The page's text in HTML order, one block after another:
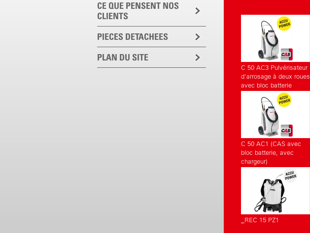
CE QUE PENSENT NOS
CLIENTS
PIECES DETACHEES
PLAN DU SITE
C 50 AC3 Pulvérisateur
d'arrosage à deux roues
avec bloc batterie
C 50 AC1 (CAS avec
bloc batterie, avec
chargeur)
_REC 15 PZ1